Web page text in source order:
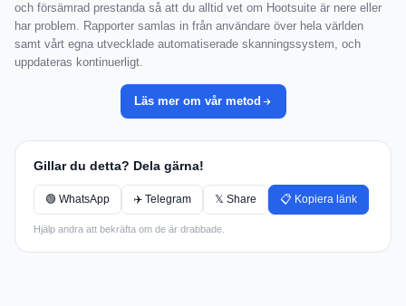
och försämrad prestanda så att du alltid vet om Hootsuite är nere eller
har problem. Rapporter samlas in från användare över hela världen
samt vårt egna utvecklade automatiserade skanningssystem, och
uppdateras kontinuerligt.
Läs mer om vår metod
Gillar du detta? Dela gärna!
🟢 WhatsApp ✈️ Telegram 𝕏 Share 📋 Kopiera länk
Hjälp andra att bekräfta om de är drabbade.